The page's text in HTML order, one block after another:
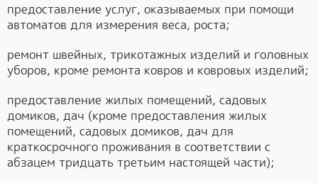
предоставление услуг, оказываемых при помощи
автоматов для измерения веса, роста;
ремонт швейных, трикотажных изделий и головных
уборов, кроме ремонта ковров и ковровых изделий;
предоставление жилых помещений, садовых
домиков, дач (кроме предоставления жилых
помещений, садовых домиков, дач для
краткосрочного проживания в соответствии с
абзацем тридцать третьим настоящей части);